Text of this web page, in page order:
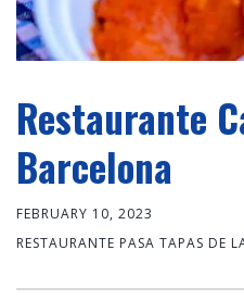
Restaurante
Barcelona
FEBRUARY 10, 2023
RESTAURANTE PASA TAPAS DE